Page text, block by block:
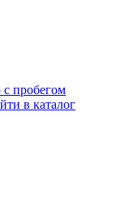
с пробегом
в каталог